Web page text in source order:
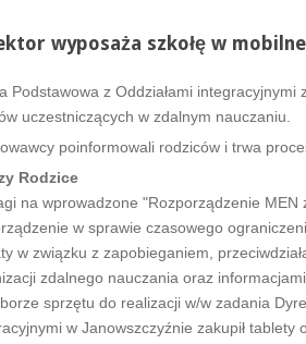
wyposaża szkołę w
Podstawowa z Oddziałami
uczestniczących w zdalnym nauczaniu.
poinformowali rodziców i trwa
Rodzice
na wprowadzone "Rozporządzenie
w sprawie czasowego
w związku z zapobieganiem,
zdalnego nauczania oraz
sprzętu do realizacji w/w zadania
w Janowszczyźnie zakupił tablety